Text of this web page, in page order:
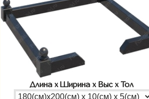
Длина x Ширина x Выс x Тол